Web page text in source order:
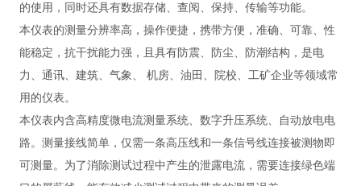
的使用，同时还具有数据存储、查阅、保持、传输等功能。
本仪表的测量分辨率高，操作便捷，携带方便，准确、可靠、性
能稳定，抗干扰能力强，且具有防震、防尘、防潮结构，是电
力、通讯、建筑、气象、 机房、油田、院校、工矿企业等领域常
用的仪表。
本仪表内含高精度微电流测量系统、数字升压系统、自动放电电
路。测量接线简单，仅需一条高压线和一条信号线连接被测物即
可测量。为了消除测试过程中产生的泄露电流，需要连接绿色端